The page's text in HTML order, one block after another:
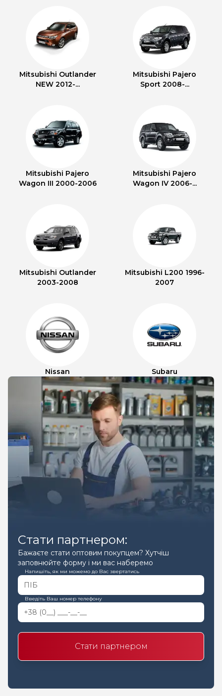
Mitsubishi Outlander
NEW 2012-...
Mitsubishi Pajero
Sport 2008-...
Mitsubishi Pajero
Wagon III 2000-2006
Mitsubishi Pajero
Wagon IV 2006-...
Mitsubishi Outlander
2003-2008
Mitsubishi L200 1996-
2007
Nissan Subaru
Стати партнером:
Бажаєте стати оптовим покупцем? Хутчіш
заповнюйте форму і ми вас наберемо
Напишіть, як ми можемо до Вас звертатись
Введіть Ваш номер телефону
Стати партнером